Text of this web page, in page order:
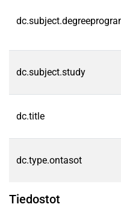
dc.subject.study
dc.title
dc.type.ontasot
Tiedostot